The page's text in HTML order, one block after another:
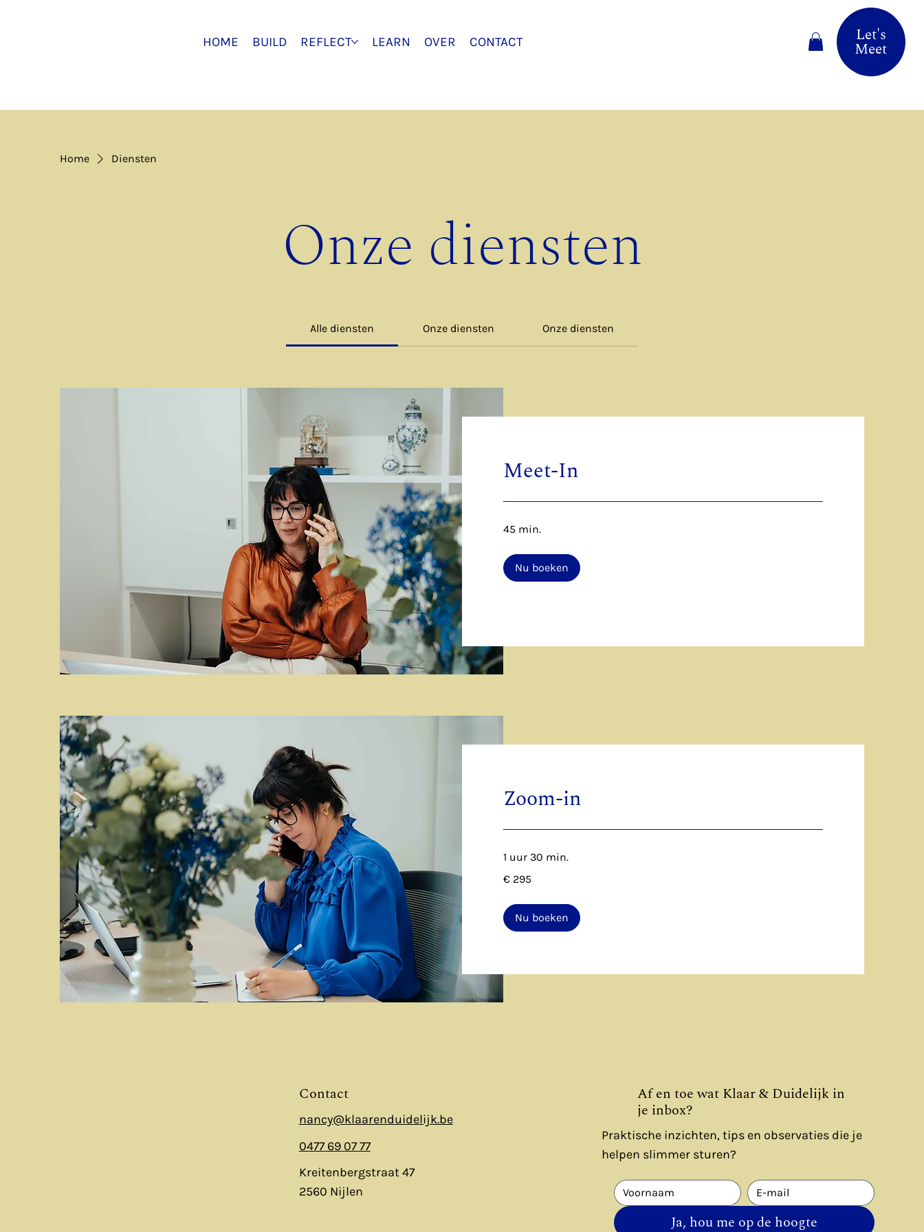
HOME BUILD REFLECT LEARN OVER CONTACT Let's
Meet
Home Diensten
Onze diensten
Alle diensten Onze diensten Onze diensten
Meet-In
45 min.
Nu boeken
Zoom-in
1 uur 30 min.
euro
€ 295
Nu boeken
Contact
nancy@klaarenduidelijk.be
0477 69 07 77
Kreitenbergstraat 47
2560 Nijlen
Af en toe wat Klaar & Duidelijk in
je inbox?
Praktische inzichten, tips en observaties die je
helpen slimmer sturen?
Ja, hou me op de hoogte